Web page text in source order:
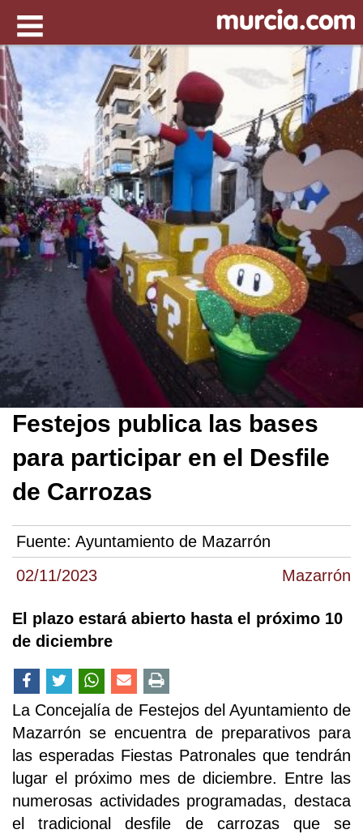
02/11/2023 Mazarrón
Festejos publica las bases
para participar en el Desfile
de Carrozas
Fuente: Ayuntamiento de Mazarrón
El plazo estará abierto hasta el próximo 10
de diciembre
La Concejalía de Festejos del Ayuntamiento de
Mazarrón se encuentra de preparativos para
las esperadas Fiestas Patronales que tendrán
lugar el próximo mes de diciembre. Entre las
numerosas actividades programadas, destaca
el tradicional desfile de carrozas que se